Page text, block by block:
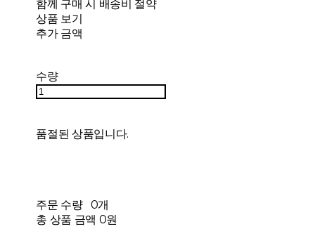
함께 구매 시 배송비 절약
상품 보기
추가 금액
수량
품절된 상품입니다.
주문 수량
0개
총 상품 금액 0원